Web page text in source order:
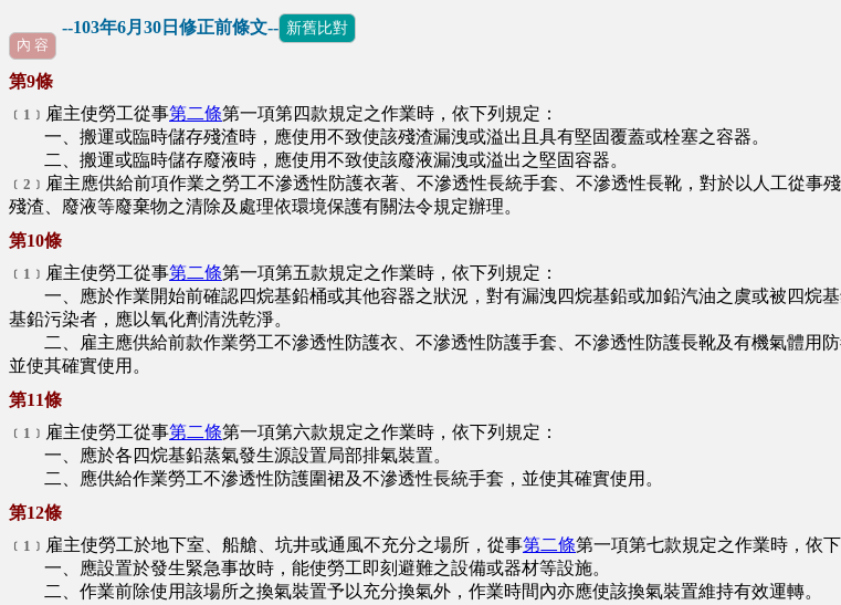
--103年6月30日修正前條文-- 新舊比對
內 容
第9條
﹝1﹞ 雇主使勞工從事第二條第一項第四款規定之作業時，依下列規定：
一、搬運或臨時儲存殘渣時，應使用不致使該殘渣漏洩或溢出且具有堅固覆蓋或栓塞之容器。
二、搬運或臨時儲存廢液時，應使用不致使該廢液漏洩或溢出之堅固容器。
﹝2﹞ 雇主應供給前項作業之勞工不滲透性防護衣著、不滲透性長統手套、不滲透性長靴，對於以人工從事
殘渣、廢液等廢棄物之清除及處理依環境保護有關法令規定辦理。
第10條
﹝1﹞ 雇主使勞工從事第二條第一項第五款規定之作業時，依下列規定：
一、應於作業開始前確認四烷基鉛桶或其他容器之狀況，對有漏洩四烷基鉛或加鉛汽油之虞或被四烷
基鉛污染者，應以氧化劑清洗乾淨。
二、雇主應供給前款作業勞工不滲透性防護衣、不滲透性防護手套、不滲透性防護長靴及有機氣體用
並使其確實使用。
第11條
﹝1﹞ 雇主使勞工從事第二條第一項第六款規定之作業時，依下列規定：
一、應於各四烷基鉛蒸氣發生源設置局部排氣裝置。
二、應供給作業勞工不滲透性防護圍裙及不滲透性長統手套，並使其確實使用。
第12條
﹝1﹞ 雇主使勞工於地下室、船艙、坑井或通風不充分之場所，從事第二條第一項第七款規定之作業時，依下
一、應設置於發生緊急事故時，能使勞工即刻避難之設備或器材等設施。
二、作業前除使用該場所之換氣裝置予以充分換氣外，作業時間內亦應使該換氣裝置維持有效運轉。